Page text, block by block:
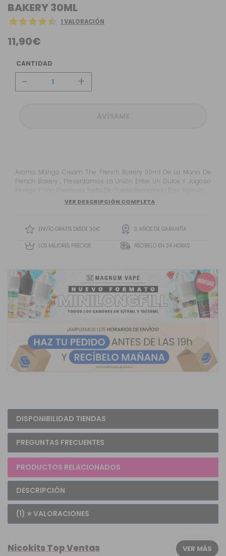
BAKERY 30ML
1 VALORACIÓN
11,90€
CANTIDAD
- +
Aroma Mango Cream The French Bakery 30ml De La Mano De
French Bakery , Presentamos La Unión Entre Un Dulce Y Jugoso
Mango Y Una Cremosa Tarta De Queso Rematada Con Vainilla.
VER DESCRIPCIÓN COMPLETA
ENVÍO GRATIS DESDE 30€ 3 AÑOS DE GARANTÍA
LOS MEJORES PRECIOS RECÍBELO EN 24 HORAS
DISPONIBILIDAD TIENDAS
PREGUNTAS FRECUENTES
PRODUCTOS RELACIONADOS
DESCRIPCIÓN
(1) ⭐ VALORACIONES
Nicokits Top Ventas VER MÁS